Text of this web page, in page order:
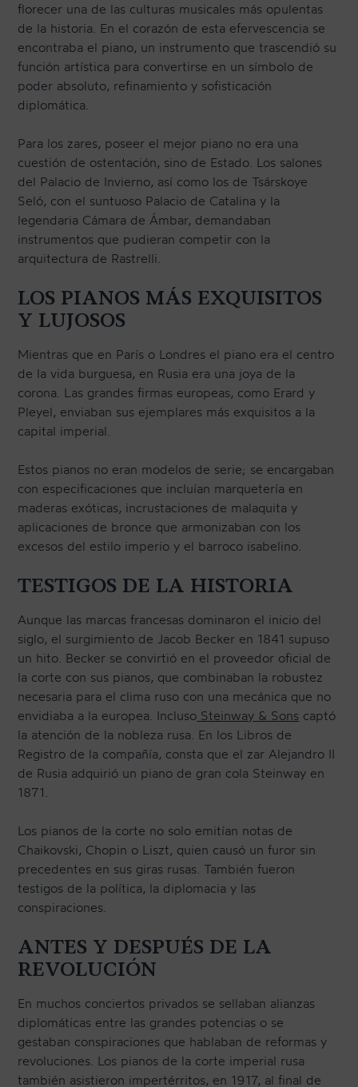
florecer una de las culturas musicales más opulentas
de la historia. En el corazón de esta efervescencia se
encontraba el piano, un instrumento que trascendió su
función artística para convertirse en un símbolo de
poder absoluto, refinamiento y sofisticación
diplomática.
Para los zares, poseer el mejor piano no era una
cuestión de ostentación, sino de Estado. Los salones
del Palacio de Invierno, así como los de Tsárskoye
Seló, con el suntuoso Palacio de Catalina y la
legendaria Cámara de Ámbar, demandaban
instrumentos que pudieran competir con la
arquitectura de Rastrelli.
LOS PIANOS MÁS EXQUISITOS
Y LUJOSOS
Mientras que en París o Londres el piano era el centro
de la vida burguesa, en Rusia era una joya de la
corona. Las grandes firmas europeas, como Erard y
Pleyel, enviaban sus ejemplares más exquisitos a la
capital imperial.
Estos pianos no eran modelos de serie; se encargaban
con especificaciones que incluían marquetería en
maderas exóticas, incrustaciones de malaquita y
aplicaciones de bronce que armonizaban con los
excesos del estilo imperio y el barroco isabelino.
TESTIGOS DE LA HISTORIA
Aunque las marcas francesas dominaron el inicio del
siglo, el surgimiento de Jacob Becker en 1841 supuso
un hito. Becker se convirtió en el proveedor oficial de
la corte con sus pianos, que combinaban la robustez
necesaria para el clima ruso con una mecánica que no
envidiaba a la europea. Incluso Steinway & Sons captó
la atención de la nobleza rusa. En los Libros de
Registro de la compañía, consta que el zar Alejandro II
de Rusia adquirió un piano de gran cola Steinway en
1871.
Los pianos de la corte no solo emitían notas de
Chaikovski, Chopin o Liszt, quien causó un furor sin
precedentes en sus giras rusas. También fueron
testigos de la política, la diplomacia y las
conspiraciones.
ANTES Y DESPUÉS DE LA
REVOLUCIÓN
En muchos conciertos privados se sellaban alianzas
diplomáticas entre las grandes potencias o se
gestaban conspiraciones que hablaban de reformas y
revoluciones. Los pianos de la corte imperial rusa
también asistieron impertérritos, en 1917, al final de